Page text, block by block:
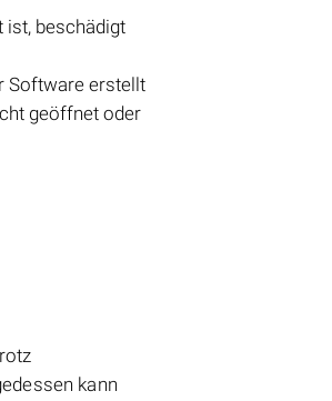
ist, beschädigt
Software erstellt
geöffnet oder
kann